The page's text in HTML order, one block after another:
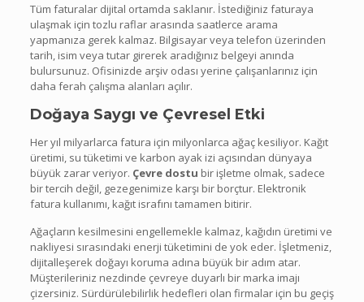
Tüm faturalar dijital ortamda saklanır. İstediğiniz faturaya
ulaşmak için tozlu raflar arasında saatlerce arama
yapmanıza gerek kalmaz. Bilgisayar veya telefon üzerinden
tarih, isim veya tutar girerek aradığınız belgeyi anında
bulursunuz. Ofisinizde arşiv odası yerine çalışanlarınız için
daha ferah çalışma alanları açılır.
Doğaya Saygı ve Çevresel Etki
Her yıl milyarlarca fatura için milyonlarca ağaç kesiliyor. Kağıt
üretimi, su tüketimi ve karbon ayak izi açısından dünyaya
büyük zarar veriyor. Çevre dostu bir işletme olmak, sadece
bir tercih değil, gezegenimize karşı bir borçtur. Elektronik
fatura kullanımı, kağıt israfını tamamen bitirir.
Ağaçların kesilmesini engellemekle kalmaz, kağıdın üretimi ve
nakliyesi sırasındaki enerji tüketimini de yok eder. İşletmeniz,
dijitalleşerek doğayı koruma adına büyük bir adım atar.
Müşterileriniz nezdinde çevreye duyarlı bir marka imajı
çizersiniz. Sürdürülebilirlik hedefleri olan firmalar için bu geçiş